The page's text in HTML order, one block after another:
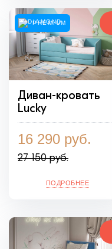
PREMIUM
Диван-кровать
Lucky
16 290 руб.
27 150 руб.
ПОДРОБНЕЕ